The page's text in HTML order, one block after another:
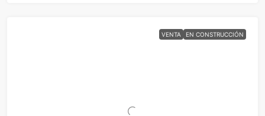
VENTA EN CONSTRUCCIÓN